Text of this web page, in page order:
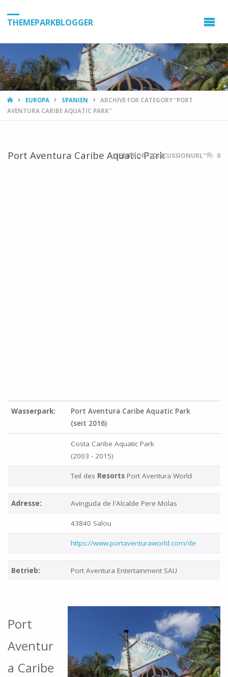
THEMEPARKBLOGGER
HOMEEUROPA SPANIEN
ARCHIVE FOR CATEGORY "PORT
AVENTURA CARIBE AQUATIC PARK"
Port Aventura Caribe Aquatic Park
ITEMPROP="DISCUSSIONURL" 0
Wasserpark:
Port Aventura Caribe Aquatic Park
(seit 2016)
Costa Caribe Aquatic Park
(2003 - 2015)
Teil des Resorts Port Aventura World
Adresse: Avinguda de l'Alcalde Pere Molas
43840 Salou
https://www.portaventuraworld.com/de
Betrieb: Port Aventura Entertainment SAU
Port
Aventur
a Caribe